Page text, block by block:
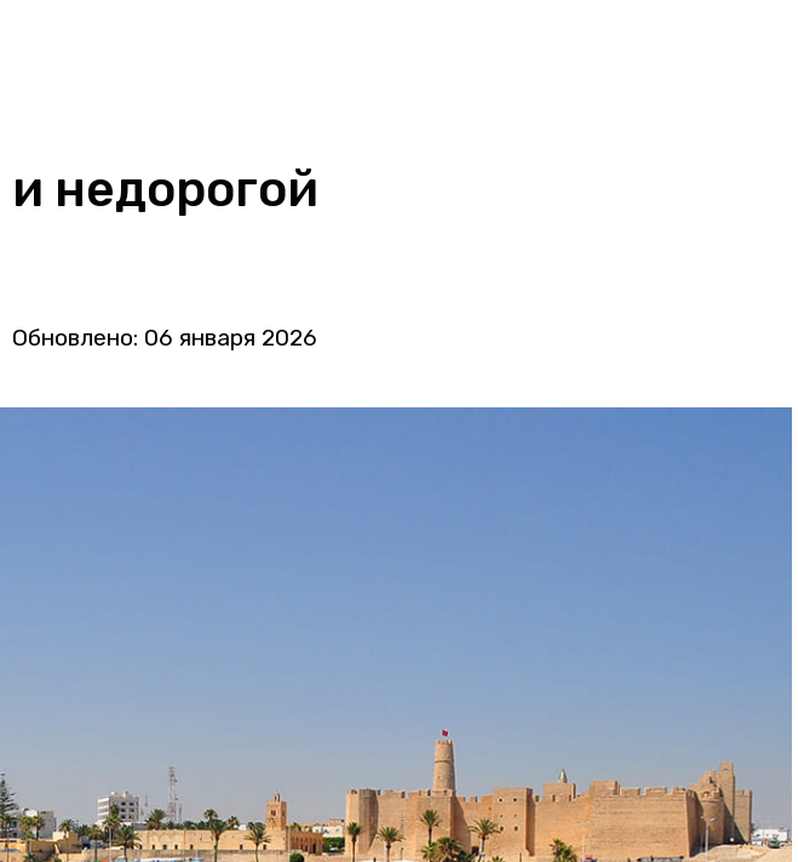
недорогой
Обновлено: 06 января 2026